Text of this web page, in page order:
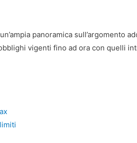
panoramica sull’argomento
vigenti fino ad ora con quelli